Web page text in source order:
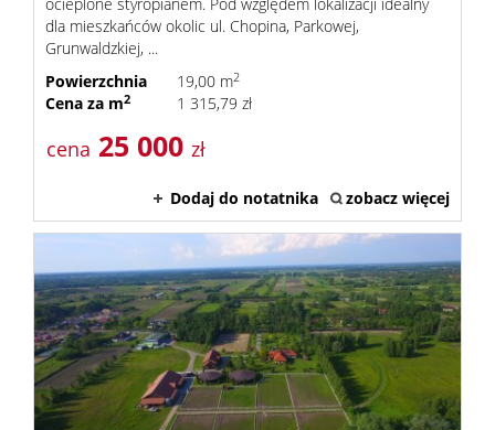
ocieplone styropianem. Pod względem lokalizacji idealny
dla mieszkańców okolic ul. Chopina, Parkowej,
Grunwaldzkiej, ...
Powierzchnia
19,00 m2
Cena za m2 1 315,79 zł
cena 25 000 zł
Dodaj do notatnika zobacz więcej